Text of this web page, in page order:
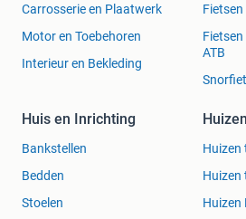
Aluminium 28mm 08-09 Octavia €
Aluminium 28mm 10-12 Octavia €
Aluminium 28mm 13-15 Octavia €
Ook is voor deze tent een
Voor prijzen en info bekijk onze
productpagina:
Carrosserie en Plaatwerk
Motor en Toebehoren
Interieur en Bekleding
ATB
Huis en Inrichting
Bankstellen
Bedden
Stoelen
Huizen
Huizen
Huizen